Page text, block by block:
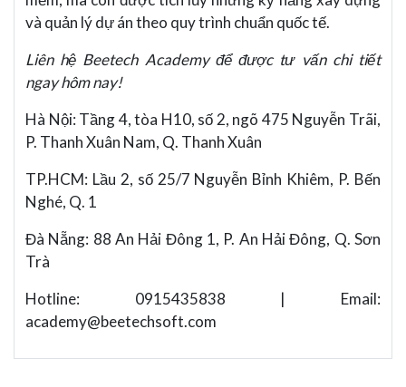
và quản lý dự án theo quy trình chuẩn quốc tế.
Liên hệ Beetech Academy để được tư vấn chi tiết
ngay hôm nay!
Hà Nội: Tầng 4, tòa H10, số 2, ngõ 475 Nguyễn Trãi,
P. Thanh Xuân Nam, Q. Thanh Xuân
TP.HCM: Lầu 2, số 25/7 Nguyễn Bỉnh Khiêm, P. Bến
Nghé, Q. 1
Đà Nẵng: 88 An Hải Đông 1, P. An Hải Đông, Q. Sơn
Trà
Hotline: 0915435838 | Email:
academy@beetechsoft.com